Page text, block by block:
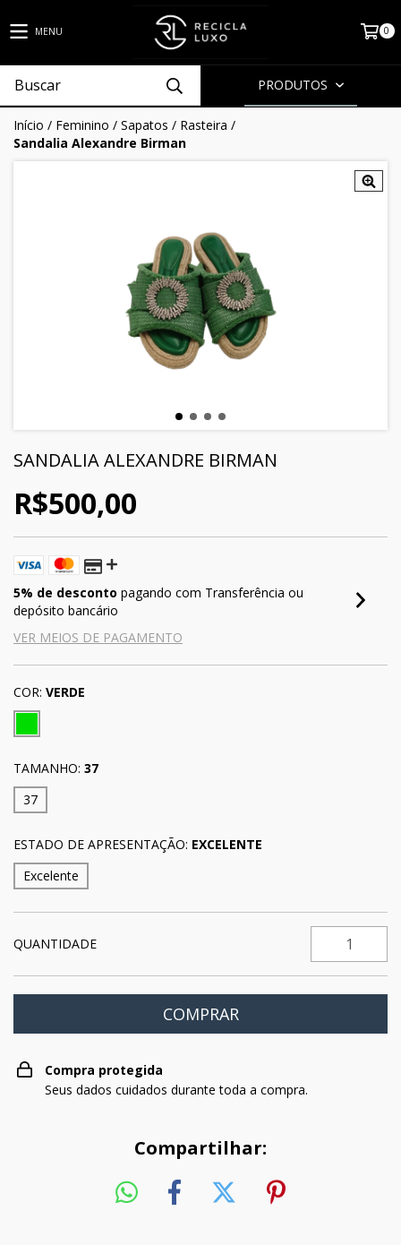
MENU 0
PRODUTOS
Início / Feminino / Sapatos / Rasteira /
Sandalia Alexandre Birman
SANDALIA ALEXANDRE BIRMAN
R$500,00
5% de desconto pagando com Transferência ou
depósito bancário
VER MEIOS DE PAGAMENTO
COR: VERDE
TAMANHO: 37
37
ESTADO DE APRESENTAÇÃO: EXCELENTE
Excelente
QUANTIDADE
Compra protegida
Seus dados cuidados durante toda a compra.
Compartilhar: